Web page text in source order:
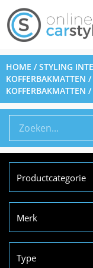
HOME /STYLING
KOFFERBAKMATTEN /
KOFFERBAKMATTEN /
Productcategorie
Merk
Type